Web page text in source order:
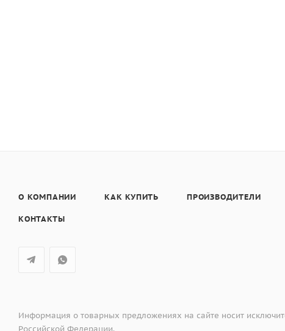
О КОМПАНИИ КАК КУПИТЬ ПРОИЗВОДИТЕЛИ
КОНТАКТЫ
Информация о товарных предложениях на сайте носит
Российской Федерации.